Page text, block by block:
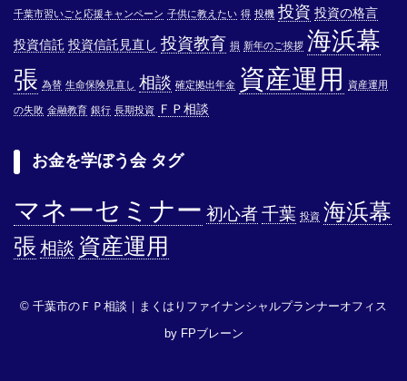
千葉市習いごと応援キャンペーン 子供に教えたい 得 投機 投資 投資の格言
投資信託 投資信託見直し 投資教育 損 新年のご挨拶 海浜幕
張 為替 生命保険見直し 相談 確定拠出年金 資産運用 資産運用
の失敗 金融教育 銀行 長期投資 ＦＰ相談
お金を学ぼう会 タグ
マネーセミナー 初心者千葉 投資 海浜幕
張 相談 資産運用
© 千葉市のＦＰ相談｜まくはりファイナンシャルプランナーオフィス
by FPブレーン